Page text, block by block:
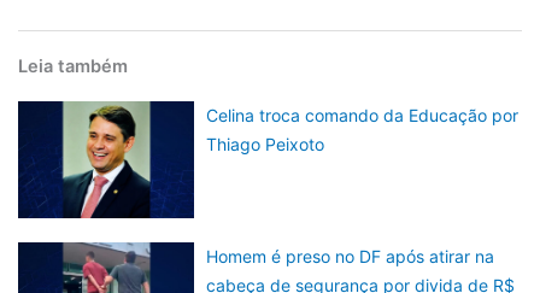
Leia também
Celina troca comando da Educação por
Thiago Peixoto
Homem é preso no DF após atirar na
cabeça de segurança por divida de R$